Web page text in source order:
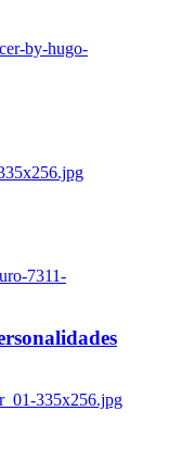
by-hugo-
7311-
335x256.jpg